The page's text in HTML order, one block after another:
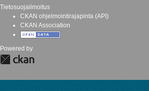
Tietosuojailmoitus
CKAN ohjelmointirajapinta (API)
CKAN Association
Powered by